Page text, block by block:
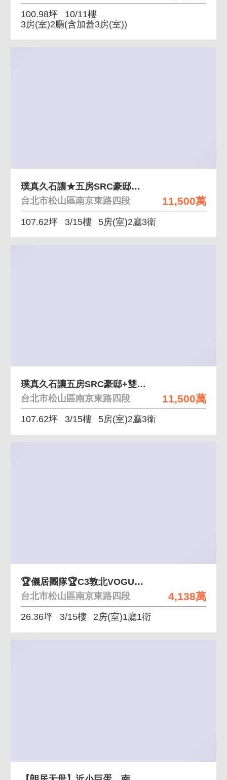
100.98坪
10/11樓
3房(室)2廳(含加蓋3房(室))
11,500萬
璞真久石讓★五房SRC豪邸★+雙坡平車位
台北市松山區南京東路四段
107.62坪 3/15樓 5房(室)2廳3衛
11,500萬
璞真久石讓五房SRC豪邸+雙坡平車位
台北市松山區南京東路四段
107.62坪 3/15樓 5房(室)2廳3衛
4,138萬
🏆儀居團隊🏆C3敦北VOGUE｜A1
台北市松山區南京東路四段
26.36坪 3/15樓 2房(室)1廳1衛